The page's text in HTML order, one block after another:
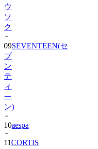
ウ
ソ
ク
09SEVENTEEN(セ
ブ
ン
テ
ィ
ー
ン)
10aespa
11CORTIS